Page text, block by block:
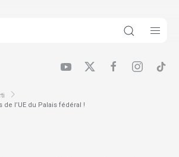
l’UE du Palais fédéral !